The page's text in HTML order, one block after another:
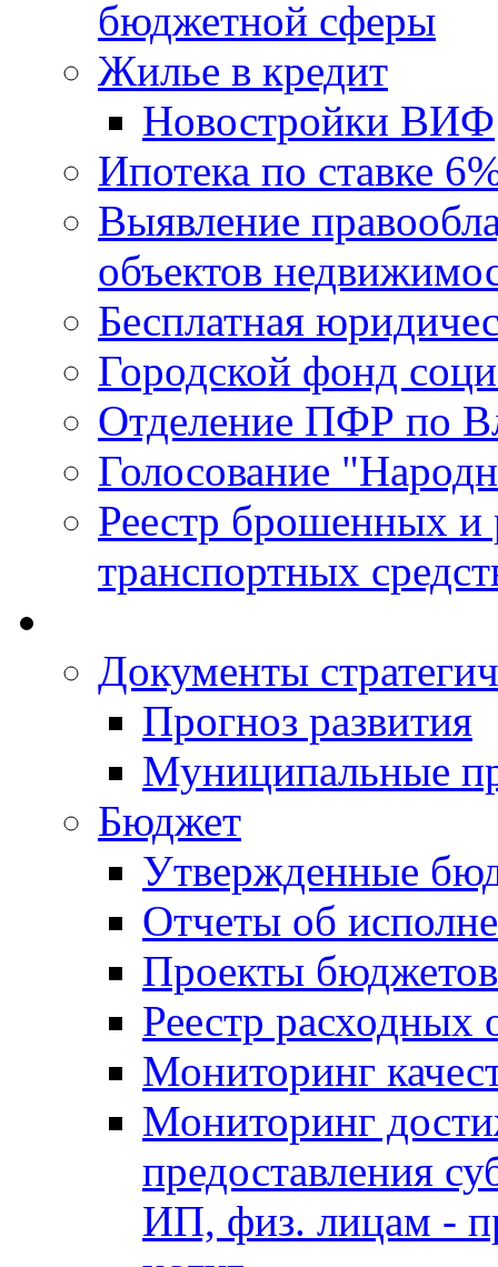
бюджетной сферы
Жилье в кредит
Новостройки ВИФ
Ипотека по ставке
Выявление
объектов
Бесплатная
Городской фонд
Отделение ПФР по
Голосование
Реестр брошенных и
транспортных
Документы
Прогноз развития
Муниципальные
Бюджет
Утвержденные
Отчеты об
Проекты бюджетов
Реестр расходных
Мониторинг
Мониторинг
предоставления
ИП, физ. лицам -